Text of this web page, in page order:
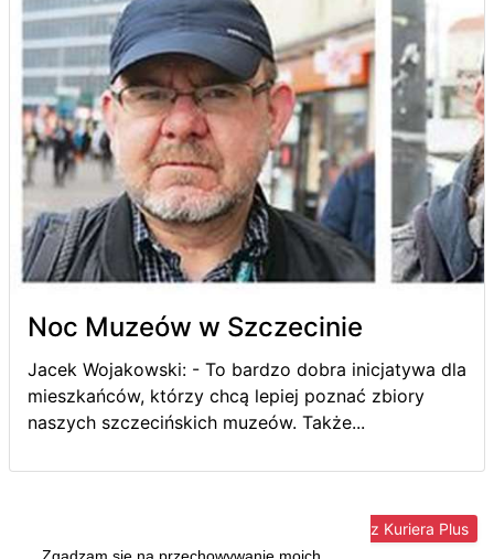
Noc Muzeów w Szczecinie
Jacek Wojakowski: - To bardzo dobra inicjatywa dla
mieszkańców, którzy chcą lepiej poznać zbiory
naszych szczecińskich muzeów. Także...
Więcej z Kuriera Plus